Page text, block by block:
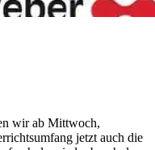
wir ab Mittwoch,
jetzt auch die